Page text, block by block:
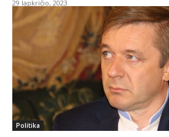
29 lapkričio, 2023
Politika